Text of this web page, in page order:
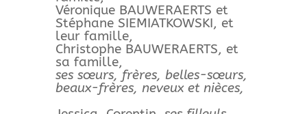
Véronique BAUWERAERTS et
Stéphane SIEMIATKOWSKI, et
leur famille,
Christophe BAUWERAERTS, et
sa famille,
ses sœurs, frères, belles-sœurs,
beaux-frères, neveux et nièces,